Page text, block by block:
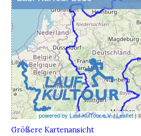
Größere Kartenansicht